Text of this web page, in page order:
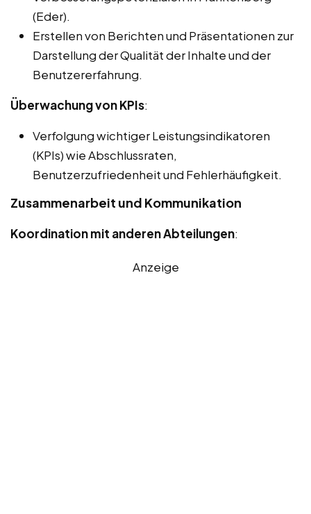
(Eder).
Erstellen von Berichten und Präsentationen zur
Darstellung der Qualität der Inhalte und der
Benutzererfahrung.
Überwachung von KPIs:
Verfolgung wichtiger Leistungsindikatoren
(KPIs) wie Abschlussraten,
Benutzerzufriedenheit und Fehlerhäufigkeit.
Zusammenarbeit und Kommunikation
Koordination mit anderen Abteilungen:
Anzeige